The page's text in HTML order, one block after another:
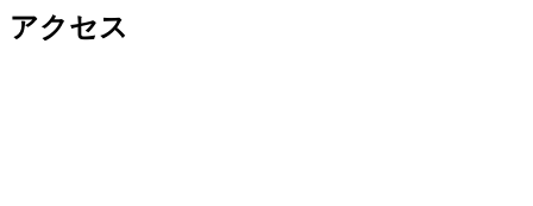
アクセス